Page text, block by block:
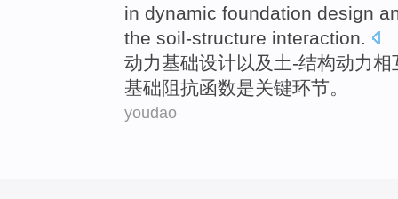
in dynamic foundation design
the soil-structure interaction.
动力基础设计以及 土-结构动力相
基础阻抗函数是关键环节。
youdao